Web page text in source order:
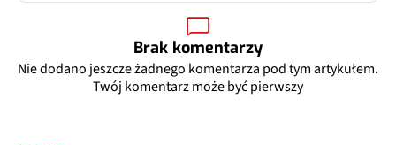
Brak komentarzy
Nie dodano jeszcze żadnego komentarza pod tym artykułem.
Twój komentarz może być pierwszy